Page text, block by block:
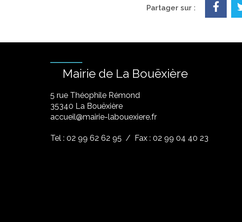
Partager sur :
Mairie de La Bouëxière
5 rue Théophile Rémond
​35340 La Bouëxière
accueil@mairie-labouexiere.fr
Tel : 02 99 62 62 95 / Fax : 02 99 04 40 23